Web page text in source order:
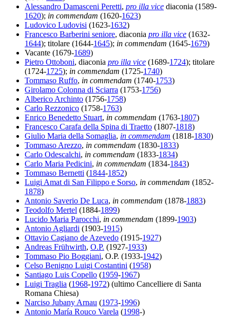
Alessandro Damasceni Peretti, pro illa vice diaconia (1589-
1620); in commendam (1620-1623)
Ludovico Ludovisi (1623-1632)
Francesco Barberini seniore, diaconia pro illa vice (1632-
1644); titolare (1644-1645); in commendam (1645-1679)
Vacante (1679-1689)
Pietro Ottoboni, diaconia pro illa vice (1689-1724); titolare
(1724-1725); in commendam (1725-1740)
Tommaso Ruffo, in commendam (1740-1753)
Girolamo Colonna di Sciarra (1753-1756)
Alberico Archinto (1756-1758)
Carlo Rezzonico (1758-1763)
Enrico Benedetto Stuart, in commendam (1763-1807)
Francesco Carafa della Spina di Traetto (1807-1818)
Giulio Maria della Somaglia, in commendam (1818-1830)
Tommaso Arezzo, in commendam (1830-1833)
Carlo Odescalchi, in commendam (1833-1834)
Carlo Maria Pedicini, in commendam (1834-1843)
Tommaso Bernetti (1844-1852)
Luigi Amat di San Filippo e Sorso, in commendam (1852-
1878)
Antonio Saverio De Luca, in commendam (1878-1883)
Teodolfo Mertel (1884-1899)
Lucido Maria Parocchi, in commendam (1899-1903)
Antonio Agliardi (1903-1915)
Ottavio Cagiano de Azevedo (1915-1927)
Andreas Frühwirth, O.P. (1927-1933)
Tommaso Pio Boggiani, O.P. (1933-1942)
Celso Benigno Luigi Costantini (1958)
Santiago Luis Copello (1959-1967)
Luigi Traglia (1968-1972) (ultimo Cancelliere di Santa
Romana Chiesa)
Narciso Jubany Arnau (1973-1996)
Antonio María Rouco Varela (1998-)